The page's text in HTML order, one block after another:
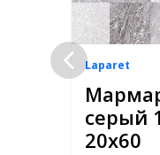
Laparet
серый
20х60